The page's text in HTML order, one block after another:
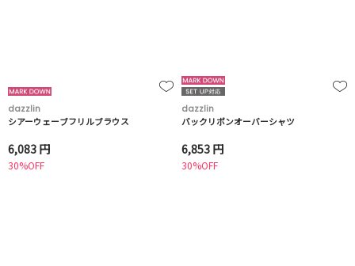
dazzlin
シアーウェーブフリルブラウス
6,083 円
30%OFF
dazzlin
バックリボンオーバーシャツ
6,853 円
30%OFF